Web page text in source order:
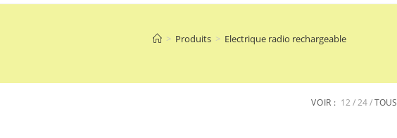
> Produits > Electrique radio rechargeable
VOIR : 12 24 TOUS